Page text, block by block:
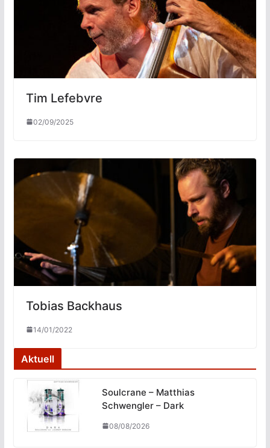
Tim Lefebvre
02/09/2025
Tobias Backhaus
14/01/2022
Aktuell
Soulcrane – Matthias
Schwengler – Dark
08/08/2026